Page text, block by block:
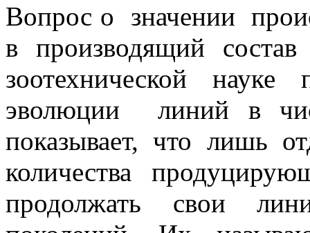
Вопрос о значении
в производящий
зоотехнической
эволюции линий в
показывает, что лишь
количества
продолжать свои